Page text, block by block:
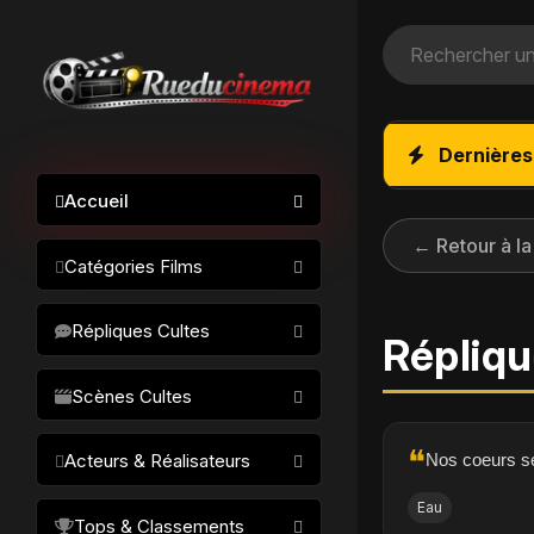
Accueil
Catégories Films
Science-fiction
Drame / Thriller
Comédie/humour
Horreur
Fantastique
Répliques Cultes
Scènes Cultes
Acteurs & Réalisateurs
Tops & Classements
← Retour à
❝Nos coeurs
Eau